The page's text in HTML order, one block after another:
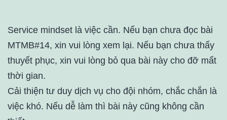
Service mindset là việc cần. Nếu bạn chưa đọc bài
MTMB#14, xin vui lòng xem lại. Nếu bạn chưa thấy
thuyết phục, xin vui lòng bỏ qua bài này cho đỡ mất
thời gian.
Cải thiện tư duy dịch vụ cho đội nhóm, chắc chắn là
việc khó. Nếu dễ làm thì bài này cũng không cần